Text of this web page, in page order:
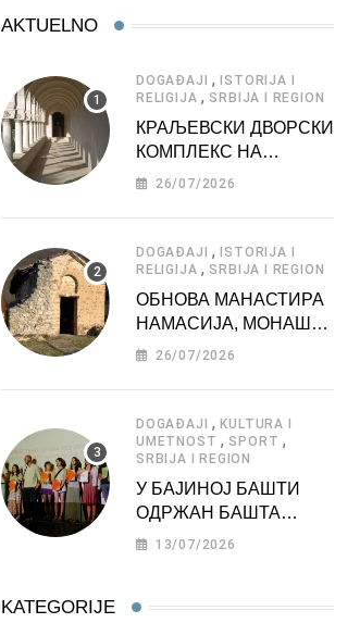
AKTUELNO
DOGAĐAJI , ISTORIJA I
RELIGIJA , SRBIJA I REGION
КРАЉЕВСКИ ДВОРСКИ
КОМПЛЕКС НА
ДЕДИЊУ –
АТРАКЦИЈА
26/07/2026
DOGAĐAJI , ISTORIJA I
RELIGIJA , SRBIJA I REGION
ОБНОВА МАНАСТИРА
НАМАСИЈА, МОНАШКЕ
ЗАДУЖБИНЕ
26/07/2026
DOGAĐAJI ,KULTURA I
UMETNOST , SPORT ,
SRBIJA I REGION
У БАЈИНОЈ БАШТИ
ОДРЖАН БАШТА
ФЕСТ 2026
13/07/2026
KATEGORIJE